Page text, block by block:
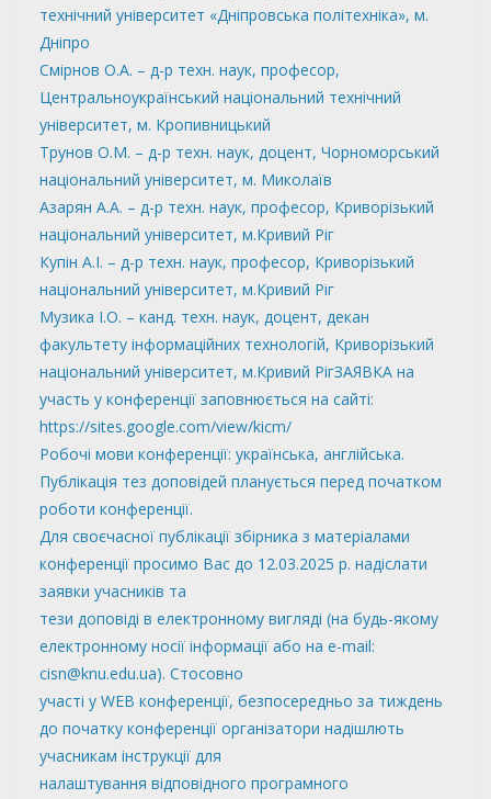
технічний університет «Дніпровська політехніка», м.
Дніпро
Смірнов О.А. – д-р техн. наук, професор,
Центральноукраїнський національний технічний
університет, м. Кропивницький
Трунов О.М. – д-р техн. наук, доцент, Чорноморський
національний університет, м. Миколаїв
Азарян А.А. – д-р техн. наук, професор, Криворізький
національний університет, м.Кривий Ріг
Купін А.І. – д-р техн. наук, професор, Криворізький
національний університет, м.Кривий Ріг
Музика І.О. – канд. техн. наук, доцент, декан
факультету інформаційних технологій, Криворізький
національний університет, м.Кривий РігЗАЯВКА на
участь у конференції заповнюється на сайті:
https://sites.google.com/view/kicm/
Робочі мови конференції: українська, англійська.
Публікація тез доповідей планується перед початком
роботи конференції.
Для своєчасної публікації збірника з матеріалами
конференції просимо Вас до 12.03.2025 р. надіслати
заявки учасників та
тези доповіді в електронному вигляді (на будь-якому
електронному носії інформації або на e-mail:
cisn@knu.edu.ua). Стосовно
участі у WEB конференції, безпосередньо за тиждень
до початку конференції організатори надішлють
учасникам інструкції для
налаштування відповідного програмного